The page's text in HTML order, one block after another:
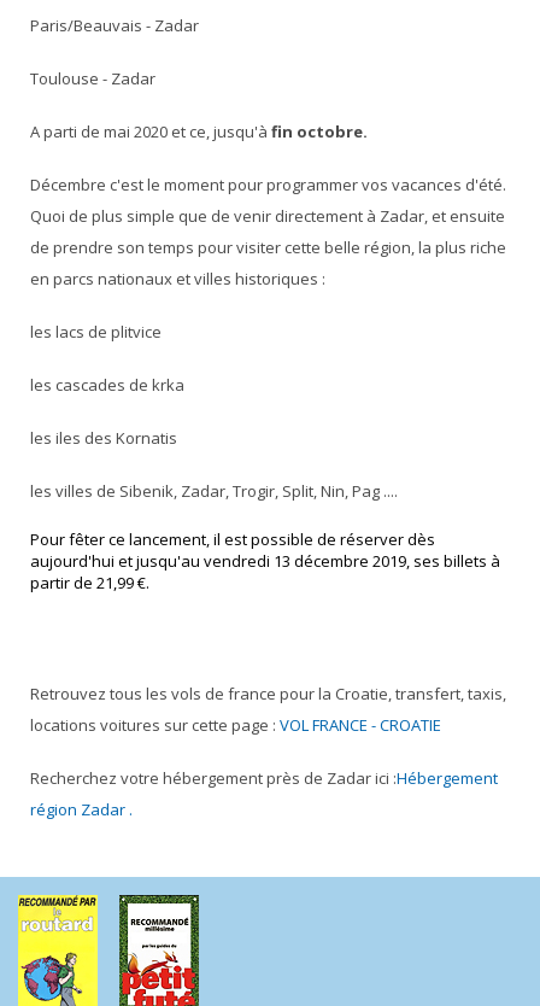
Paris/Beauvais - Zadar
Toulouse - Zadar
A parti de mai 2020 et ce, jusqu'à fin octobre.
Décembre c'est le moment pour programmer vos vacances d'été.
Quoi de plus simple que de venir directement à Zadar, et ensuite
de prendre son temps pour visiter cette belle région, la plus riche
en parcs nationaux et villes historiques :
les lacs de plitvice
les cascades de krka
les iles des Kornatis
les villes de Sibenik, Zadar, Trogir, Split, Nin, Pag ....
Pour fêter ce lancement, il est possible de réserver dès
aujourd'hui et jusqu'au vendredi 13 décembre 2019, ses billets à
partir de 21,99 €.
Retrouvez tous les vols de france pour la Croatie, transfert, taxis,
locations voitures sur cette page : VOL FRANCE - CROATIE
Recherchez votre hébergement près de Zadar ici :Hébergement
région Zadar .